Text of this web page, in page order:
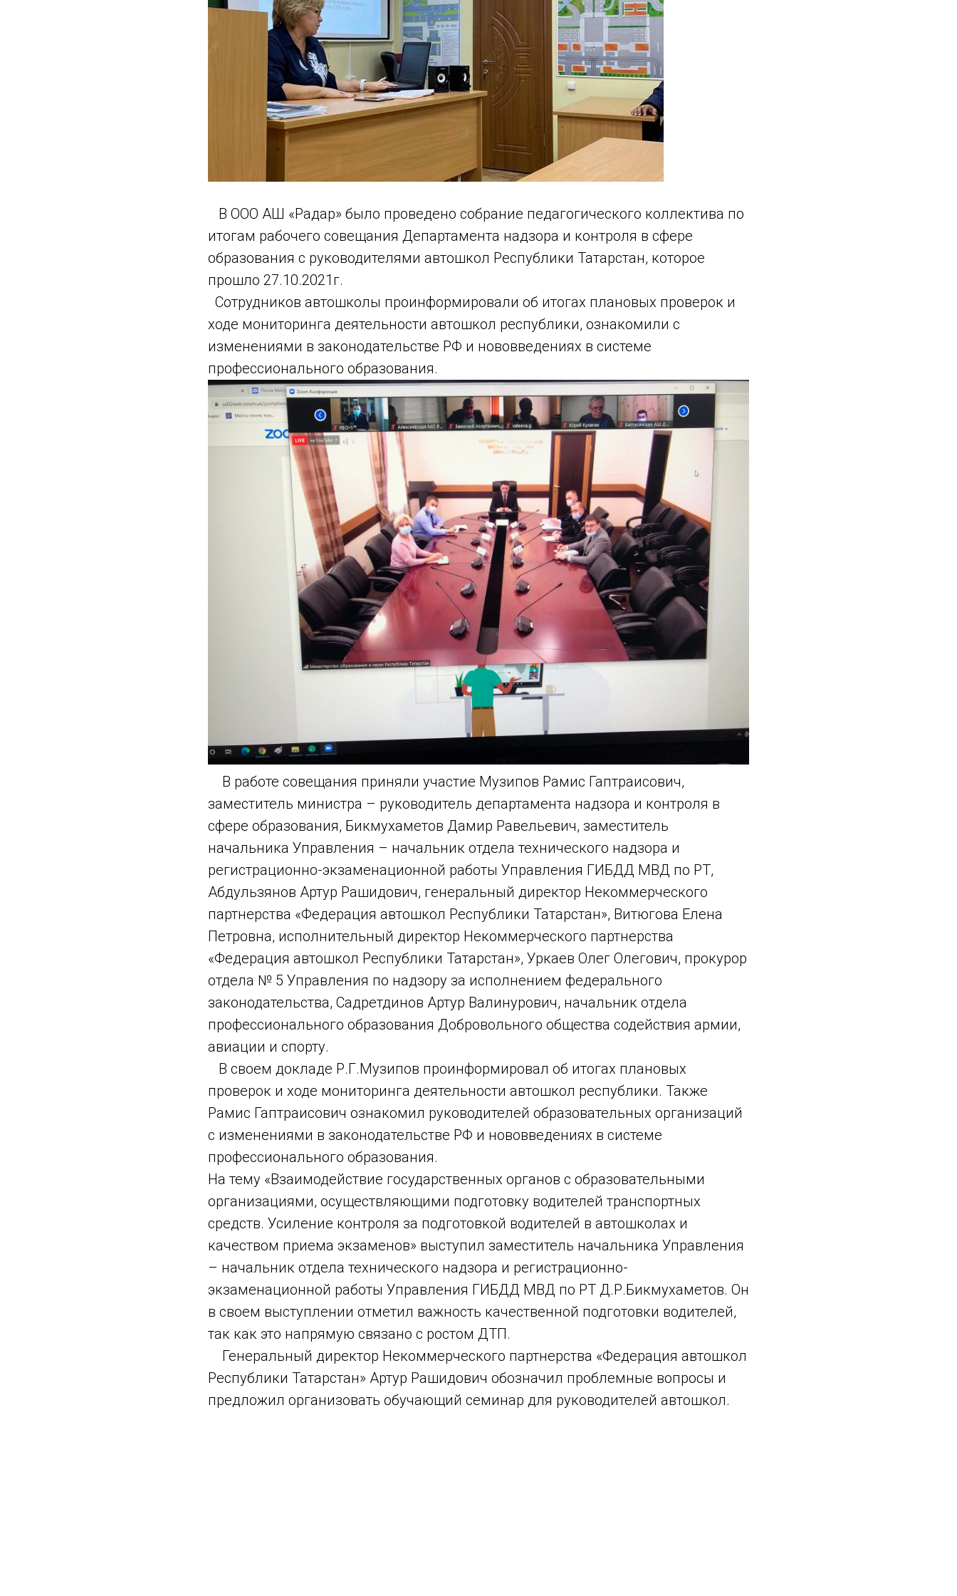
В ООО АШ «Радар» было проведено собрание педагогического коллектива по
итогам рабочего совещания Департамента надзора и контроля в сфере
образования с руководителями автошкол Республики Татарстан, которое
прошло 27.10.2021г.
Сотрудников автошколы проинформировали об итогах плановых проверок и
ходе мониторинга деятельности автошкол республики, ознакомили с
изменениями в законодательстве РФ и нововведениях в системе
профессионального образования.
В работе совещания приняли участие Музипов Рамис Гаптраисович,
заместитель министра – руководитель департамента надзора и контроля в
сфере образования, Бикмухаметов Дамир Равельевич, заместитель
начальника Управления – начальник отдела технического надзора и
регистрационно-экзаменационной работы Управления ГИБДД МВД по РТ,
Абдульзянов Артур Рашидович, генеральный директор Некоммерческого
партнерства «Федерация автошкол Республики Татарстан», Витюгова Елена
Петровна, исполнительный директор Некоммерческого партнерства
«Федерация автошкол Республики Татарстан», Уркаев Олег Олегович, прокурор
отдела № 5 Управления по надзору за исполнением федерального
законодательства, Садретдинов Артур Валинурович, начальник отдела
профессионального образования Добровольного общества содействия армии,
авиации и спорту.
В своем докладе Р.Г.Музипов проинформировал об итогах плановых
проверок и ходе мониторинга деятельности автошкол республики. Также
Рамис Гаптраисович ознакомил руководителей образовательных организаций
с изменениями в законодательстве РФ и нововведениях в системе
профессионального образования.
На тему «Взаимодействие государственных органов с образовательными
организациями, осуществляющими подготовку водителей транспортных
средств. Усиление контроля за подготовкой водителей в автошколах и
качеством приема экзаменов» выступил заместитель начальника Управления
– начальник отдела технического надзора и регистрационно-
экзаменационной работы Управления ГИБДД МВД по РТ Д.Р.Бикмухаметов. Он
в своем выступлении отметил важность качественной подготовки водителей,
так как это напрямую связано с ростом ДТП.
Генеральный директор Некоммерческого партнерства «Федерация автошкол
Республики Татарстан» Артур Рашидович обозначил проблемные вопросы и
предложил организовать обучающий семинар для руководителей автошкол.